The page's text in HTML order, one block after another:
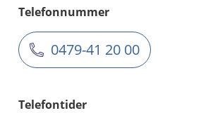
Telefonnummer
0479-41 20 00
Telefontider